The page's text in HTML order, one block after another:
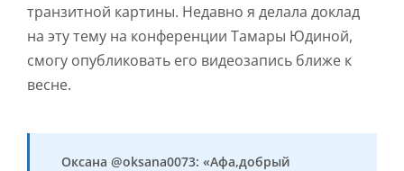
транзитной картины. Недавно я делала доклад
на эту тему на конференции Тамары Юдиной,
смогу опубликовать его видеозапись ближе к
весне.
Оксана @oksana0073: «Афа,добрый